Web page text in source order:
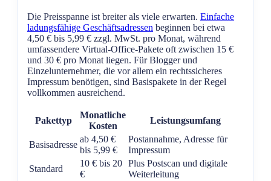
Die Preisspanne ist breiter als viele erwarten. Einfache
ladungsfähige Geschäftsadressen beginnen bei etwa
4,50 € bis 5,99 € zzgl. MwSt. pro Monat, während
umfassendere Virtual-Office-Pakete oft zwischen 15 €
und 30 € pro Monat liegen. Für Blogger und
Einzelunternehmer, die vor allem ein rechtssicheres
Impressum benötigen, sind Basispakete in der Regel
vollkommen ausreichend.
Pakettyp
Monatliche
Kosten
Leistungsumfang
Basisadresse
ab 4,50 €
bis 5,99 €
Postannahme, Adresse für
Impressum
Standard
10 € bis 20
€
Plus Postscan und digitale
Weiterleitung